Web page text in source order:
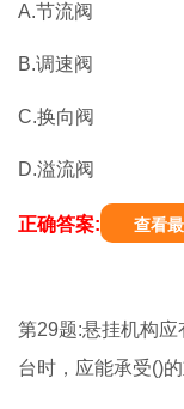
A.节流阀
B.调速阀
C.换向阀
D.溢流阀
正确答案: 查看
第29题:悬挂机构
台时，应能承受()的